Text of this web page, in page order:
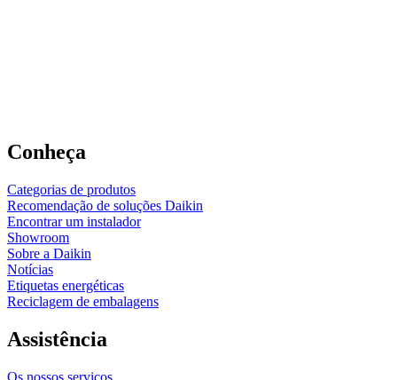
Conheça
Categorias de produtos
Recomendação de soluções Daikin
Encontrar um instalador
Showroom
Sobre a Daikin
Notícias
Etiquetas energéticas
Reciclagem de embalagens
Assistência
Os nossos serviços